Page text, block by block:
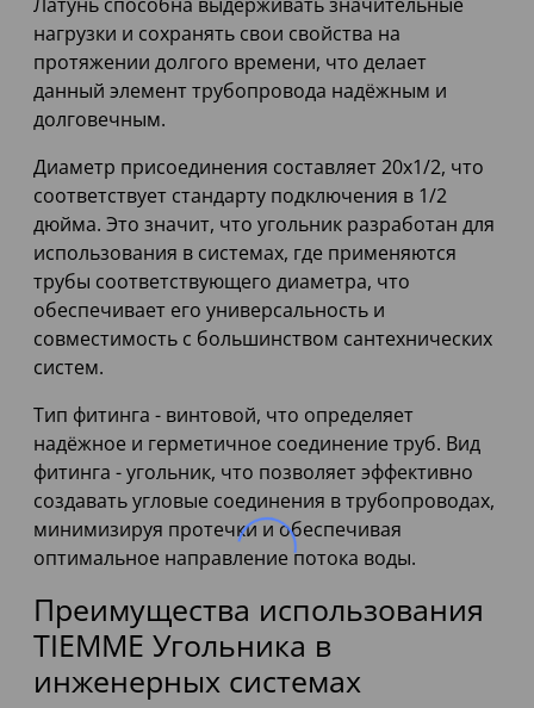
Латунь способна выдерживать значительные
нагрузки и сохранять свои свойства на
протяжении долгого времени, что делает
данный элемент трубопровода надёжным и
долговечным.
Диаметр присоединения составляет 20х1/2, что
соответствует стандарту подключения в 1/2
дюйма. Это значит, что угольник разработан для
использования в системах, где применяются
трубы соответствующего диаметра, что
обеспечивает его универсальность и
совместимость с большинством сантехнических
систем.
Тип фитинга - винтовой, что определяет
надёжное и герметичное соединение труб. Вид
фитинга - угольник, что позволяет эффективно
создавать угловые соединения в трубопроводах,
минимизируя протечки и обеспечивая
оптимальное направление потока воды.
Преимущества использования
TIEMME Угольника в
инженерных системах